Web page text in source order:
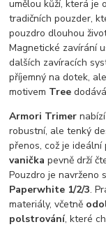
umělou kůží, která je
tradičních pouzder,
pouzdro dlouhou
Magnetické zavírání
dalších zavíracích
příjemný na dotek,
motivem Tree
Armori Trimer
robustní, ale tenký
přenos, což je ideální
vanička pevně drží
Pouzdro je navrženo
Paperwhite 1/2/3.
materiály, včetně
polstrování, které